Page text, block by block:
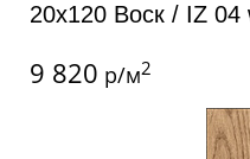
20x120 Воск / IZ 04
9 820 р/м2